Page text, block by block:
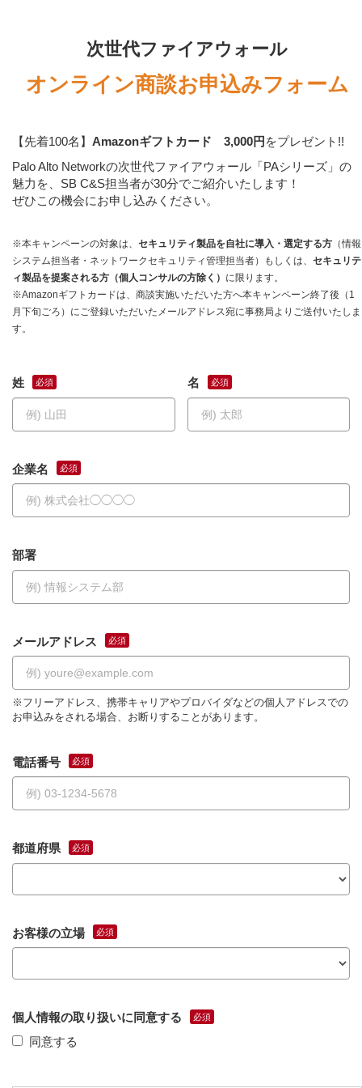
次世代ファイアウォール
オンライン商談お申込みフォーム
【先着100名】 Amazonギフトカード 3,000円 をプレゼント!!
Palo Alto Networkの次世代ファイアウォール「PAシリーズ」の
魅力を、SB C&S担当者が30分でご紹介いたします！
ぜひこの機会にお申し込みください。
※本キャンペーンの対象は、 セキュリティ製品を自社に導入・選定する方 （情報
システム担当者・ネットワークセキュリティ管理担当者）もしくは、 セキュリテ
ィ製品を提案される方（個人コンサルの方除く） に限ります。
※Amazonギフトカードは、商談実施いただいた方へ本キャンペーン終了後（1
月下旬ごろ）にご登録いただいたメールアドレス宛に事務局よりご送付いたしま
す。
姓 名
企業名
部署
メールアドレス
※フリーアドレス、携帯キャリアやプロバイダなどの個人アドレスでの
お申込みをされる場合、お断りすることがあります。
電話番号
都道府県
お客様の立場
個人情報の取り扱いに同意する
同意する